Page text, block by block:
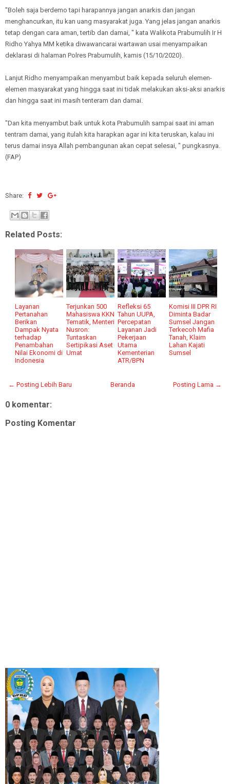
"Boleh saja berdemo tapi harapannya jangan anarkis dan jangan
menghancurkan, itu kan uang masyarakat juga. Yang jelas jangan anarkis
tetap dengan cara aman, tertib dan damai, " kata Walikota Prabumulih Ir H
Ridho Yahya MM ketika diwawancarai wartawan usai menyampaikan
deklarasi di halaman Polres Prabumulih, kamis (15/10/2020).
Lanjut Ridho menyampaikan menyambut baik kepada seluruh elemen-
elemen masyarakat yang hingga saat ini tidak melakukan aksi-aksi anarkis
dan hingga saat ini masih tenteram dan damai.
"Dan kita menyambut baik untuk kota Prabumulih sampai saat ini aman
tentram damai, yang itulah kita harapkan agar ini kita teruskan, kalau ini
terus damai insya Allah pembangunan akan cepat selesai, " pungkasnya.
(FAP)
Share:
Related Posts:
Layanan
Pertanahan
Berikan
Dampak Nyata
terhadap
Penambahan
Nilai Ekonomi di
Indonesia
Terjunkan 500
Mahasiswa KKN
Tematik, Menteri
Nusron:
Tuntaskan
Sertipikasi Aset
Umat
Refleksi 65
Tahun UUPA,
Percepatan
Layanan Jadi
Pekerjaan
Utama
Kementerian
ATR/BPN
Komisi III DPR RI
Diminta Badar
Sumsel Jangan
Terkecoh Mafia
Tanah, Klaim
Lahan Kajati
Sumsel
← Posting Lebih Baru Posting Lama →
Beranda
0 komentar:
Posting Komentar